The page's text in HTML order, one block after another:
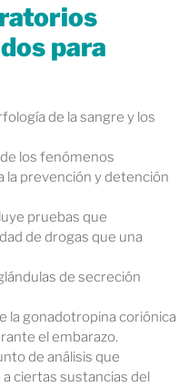
para
de la sangre y los
los fenómenos
la prevención y detención
pruebas que
de drogas que una
de secreción
la gonadotropina coriónica
el embarazo.
de análisis que
ciertas sustancias del